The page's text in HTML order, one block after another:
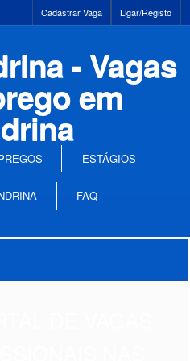
Ligar/Registo
Cadastrar Vaga
ESTÁGIOS
FAQ